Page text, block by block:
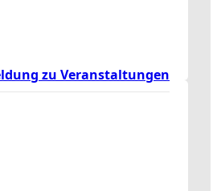
zu Veranstaltungen